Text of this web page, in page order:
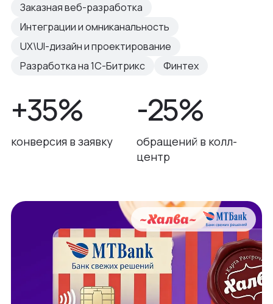
Заказная веб-разработка
Интеграции и омниканальность
UX\UI-дизайн и проектирование
Разработка на 1С-Битрикс
Финтех
+35%
конверсия в заявку
-25%
обращений в колл-
центр